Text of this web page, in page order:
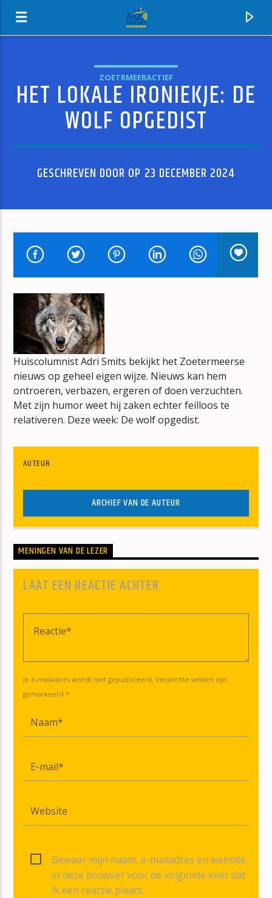
MZ-RADIO
HUIDIG NUMMER
SPIN THE BLACK CIRCLE
PEARL JAM
mz-radio
ZOETRMEERACTIEF
HET LOKALE IRONIEKJE: DE
WOLF OPGEDIST
GESCHREVEN DOOR OP 23 DECEMBER 2024
Huiscolumnist Adri Smits bekijkt het Zoetermeerse
nieuws op geheel eigen wijze. Nieuws kan hem
ontroeren, verbazen, ergeren of doen verzuchten.
Met zijn humor weet hij zaken echter feilloos te
relativeren. Deze week: De wolf opgedist.
AUTEUR
ARCHIEF VAN DE AUTEUR
MENINGEN VAN DE LEZER
LAAT EEN REACTIE ACHTER
Je e-mailadres wordt niet gepubliceerd. Verplichte velden zijn
gemarkeerd *
Bewaar mijn naam, e-mailadres en website
in deze browser voor de volgende keer dat
ik een reactie plaats.